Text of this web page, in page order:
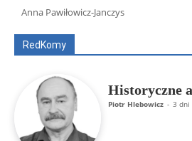
Anna Pawiłowicz-Janczys
RedKomy
ks. Jarosław
Historyczne
Piotr Hlebowicz - 3 dni